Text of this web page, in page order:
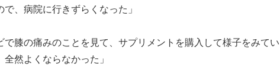
で、病院に行きずらくなった」
で膝の痛みのことを見て、サプリメントを購入して様子をみてい
全然よくならなかった」